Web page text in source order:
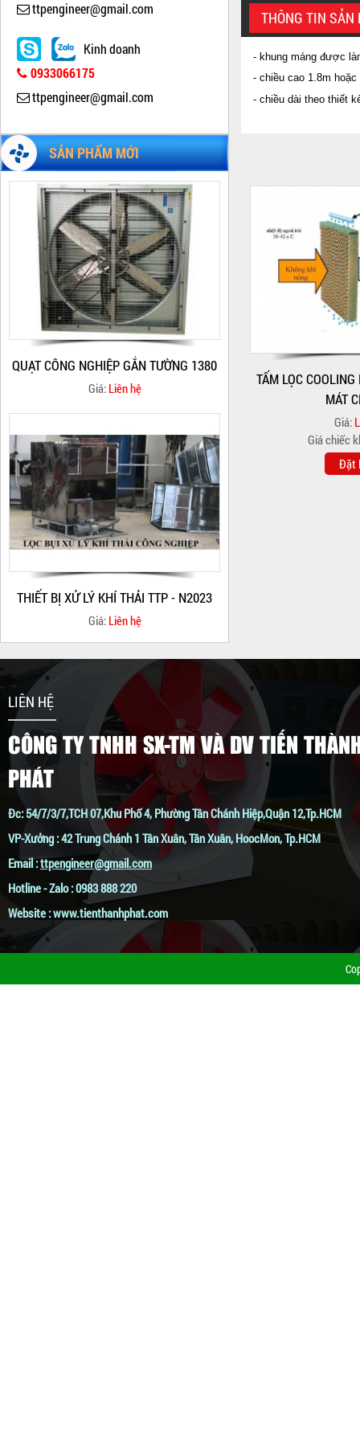
ttpengineer@gmail.com
Kinh doanh
0933066175
ttpengineer@gmail.com
SẢN PHẨM MỚI
BỘ XỬ LÝ KHÔNG KHÍ THẢI TTP-N1
Giá:Liên hệ
QUẠT CÔNG NGHIỆP GẮN TƯỜNG 1380
Giá: Liên hệ
THIẾT BỊ XỬ LÝ KHÍ THẢI TTP - N2023
Giá: Liên hệ
QUẠT CÔNG NGHIỆP GẮN TƯỜNG 1220
Giá: Liên hệ
THÔNG TIN SẢN
- khung máng được
- chiều cao 1.8m
- chiều dài theo thiết
TẤM LỌC
MÁT
Giá:
Giá chiếc
Đặt
LIÊN HỆ
CÔNG TY TNHH SX-TM VÀ DV TIẾN
PHÁT
Đc: 54/7/3/7,TCH 07,Khu Phố 4, Phường Tân Chánh Hiệp,Quận 12,Tp.HCM
VP-Xưởng : 42 Trung Chánh 1 Tân Xuân, Tân Xuân, HoocMon, Tp.HCM
Email :ttpengineer@gmail.com
Hotline - Zalo : 0983 888 220
Website : www.tienthanhphat.com